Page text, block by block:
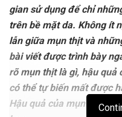
gian sử dụng để chỉ
trên bề mặt da. Không ít
lẫn giữa mụn thịt và
bài viết được trình bày
rõ mụn thịt là gì, hậu quả
có thể tự biến mất được
Hậu quả của mụn thịt thì